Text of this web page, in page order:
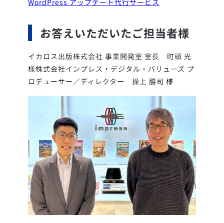
WordPress アップデート代行サービス
お答えいただいたご担当者様
イカロス出版株式会社 事業開発室 室長 町頭 光
様株式会社インプレス・デジタル・バリューズ プ
ロデューサー／ディレクター 操上 勝司 様